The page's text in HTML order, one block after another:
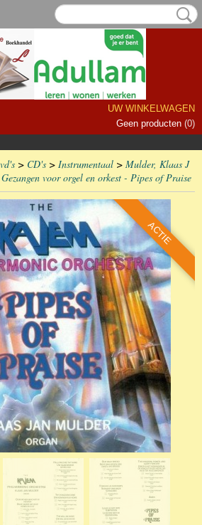
UW WINKELWAGEN
Geen producten (0)
> CD's > Instrumentaal > Mulder, Klaas J
voor orgel en orkest - Pipes of Praise
ACTIE